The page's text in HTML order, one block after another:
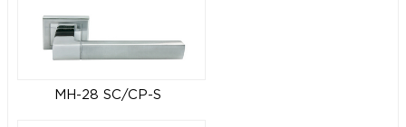
MH-28 SC/CP-S